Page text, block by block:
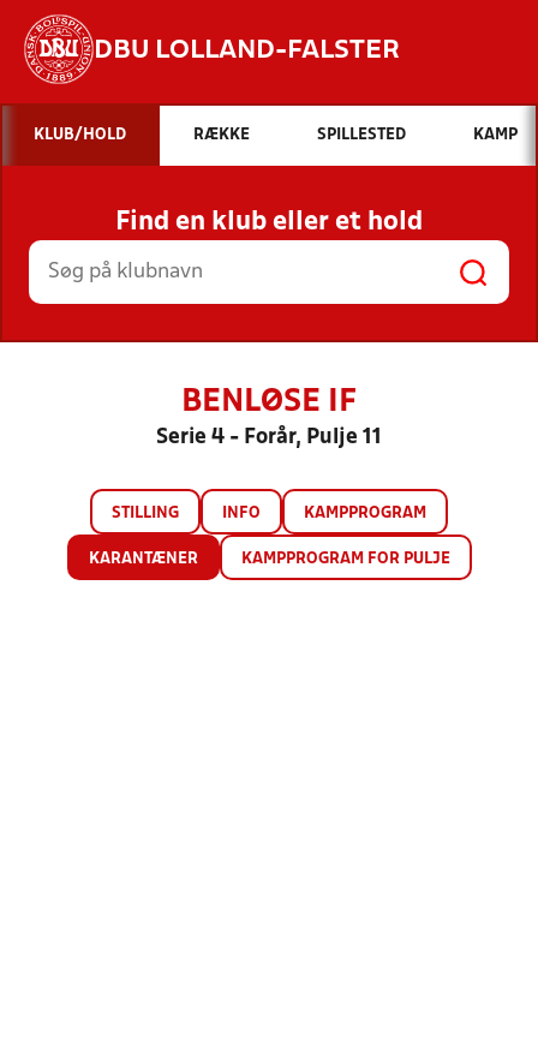
DBU LOLLAND-FALSTER
Hvad vil du søge efter?
INDHOLD OG NYHEDER
STILLINGER, RESULTATER, KLUBBER OG
HOLD
KLUB/HOLD RÆKKE SPILLESTED KAMP
Find en klub eller et hold
BENLØSE IF
Serie 4 - Forår, Pulje 11
STILLING INFO KAMPPROGRAM
KARANTÆNER KAMPPROGRAM FOR PULJE